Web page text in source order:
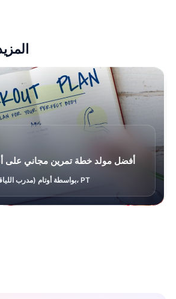
أفضل مولد خطة تمرين مجاني
بواسطة أوتام (مدرب اللياقة البدنية واليوغا)، PT